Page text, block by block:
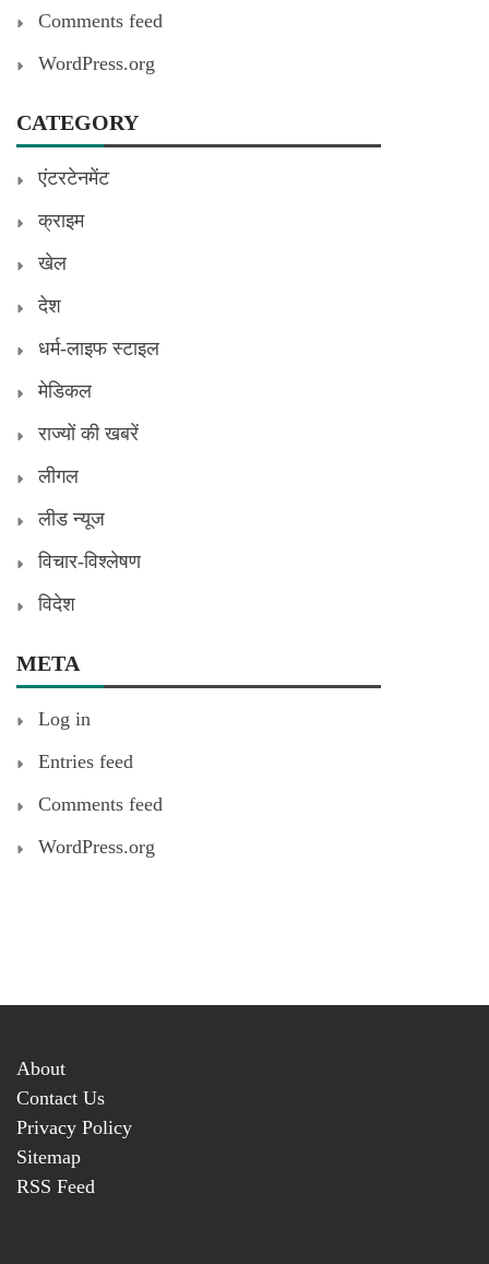
Comments feed
WordPress.org
CATEGORY
एंटरटेनमेंट
क्राइम
खेल
देश
धर्म-लाइफ स्टाइल
मेडिकल
राज्यों की खबरें
लीगल
लीड न्यूज
विचार-विश्लेषण
विदेश
META
Log in
Entries feed
Comments feed
WordPress.org
About
Contact Us
Privacy Policy
Sitemap
RSS Feed